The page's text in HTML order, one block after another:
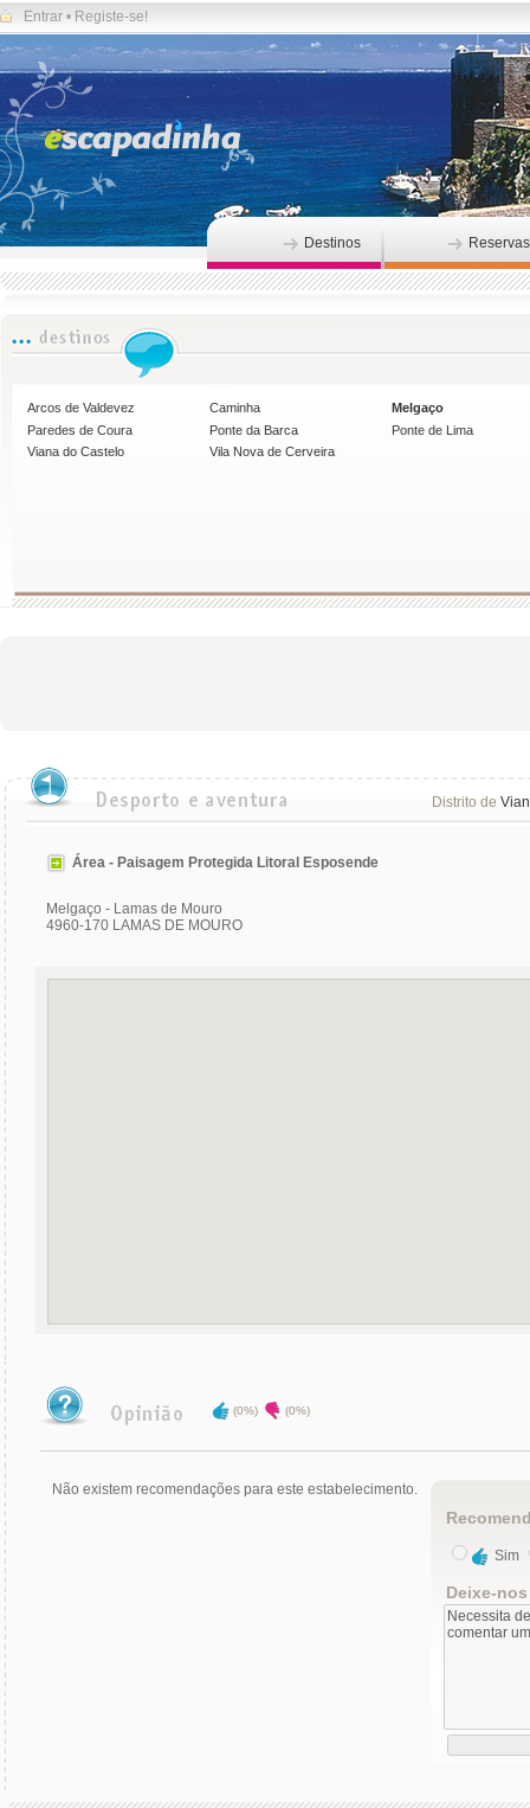
Entrar • Registe-se!
Destinos Reservas
Arcos de Valdevez Caminha
Melgaço
Paredes de Coura
Ponte da Barca
Ponte de Lima
Viana do Castelo
Vila Nova de Cerveira
Distrito de
Área - Paisagem Protegida Litoral Esposende
Melgaço - Lamas de Mouro
4960-170 LAMAS DE MOURO
(0%) (0%)
Não existem recomendações para este estabelecimento.
Sim
Deixe-